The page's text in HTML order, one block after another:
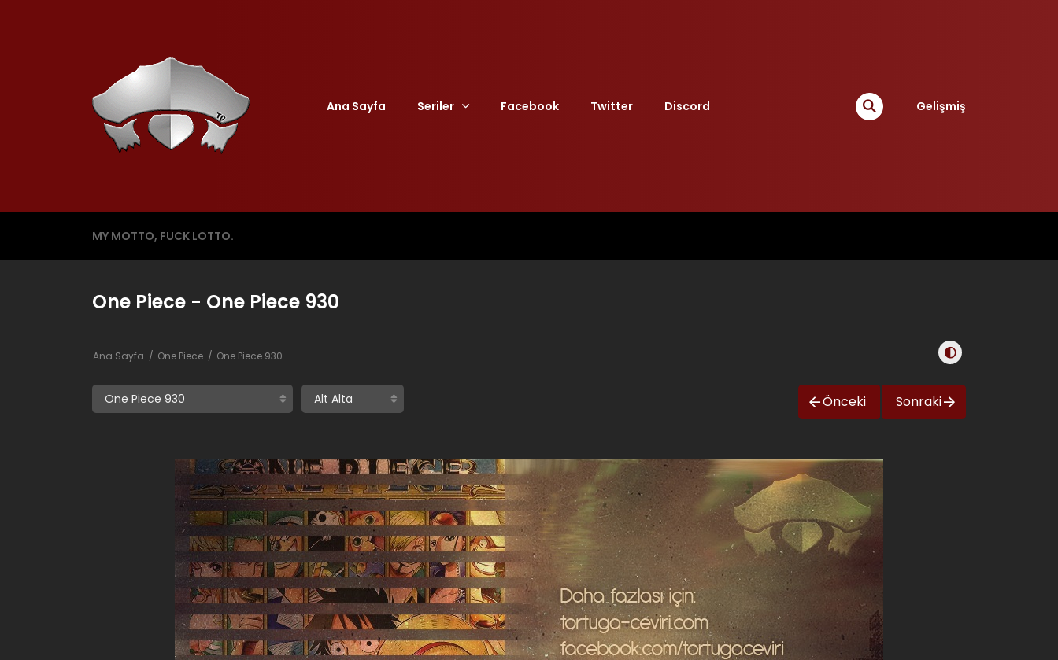
Ana Sayfa Seriler Facebook Twitter Discord Gelişmiş
MY MOTTO, FUCK LOTTO.
One Piece - One Piece 930
Ana Sayfa One Piece One Piece 930
Önceki Sonraki